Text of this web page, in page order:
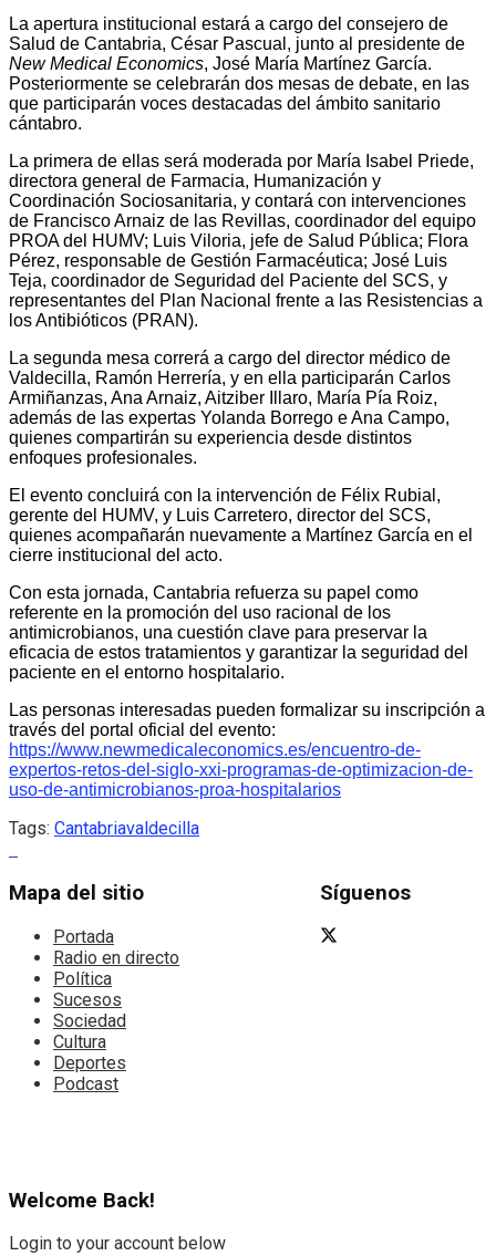
La apertura institucional estará a cargo del consejero de
Salud de Cantabria, César Pascual, junto al presidente de
New Medical Economics, José María Martínez García.
Posteriormente se celebrarán dos mesas de debate, en las
que participarán voces destacadas del ámbito sanitario
cántabro.
La primera de ellas será moderada por María Isabel Priede,
directora general de Farmacia, Humanización y
Coordinación Sociosanitaria, y contará con intervenciones
de Francisco Arnaiz de las Revillas, coordinador del equipo
PROA del HUMV; Luis Viloria, jefe de Salud Pública; Flora
Pérez, responsable de Gestión Farmacéutica; José Luis
Teja, coordinador de Seguridad del Paciente del SCS, y
representantes del Plan Nacional frente a las Resistencias a
los Antibióticos (PRAN).
La segunda mesa correrá a cargo del director médico de
Valdecilla, Ramón Herrería, y en ella participarán Carlos
Armiñanzas, Ana Arnaiz, Aitziber Illaro, María Pía Roiz,
además de las expertas Yolanda Borrego e Ana Campo,
quienes compartirán su experiencia desde distintos
enfoques profesionales.
El evento concluirá con la intervención de Félix Rubial,
gerente del HUMV, y Luis Carretero, director del SCS,
quienes acompañarán nuevamente a Martínez García en el
cierre institucional del acto.
Con esta jornada, Cantabria refuerza su papel como
referente en la promoción del uso racional de los
antimicrobianos, una cuestión clave para preservar la
eficacia de estos tratamientos y garantizar la seguridad del
paciente en el entorno hospitalario.
Las personas interesadas pueden formalizar su inscripción a
través del portal oficial del evento:
https://www.newmedicaleconomics.es/encuentro-de-
expertos-retos-del-siglo-xxi-programas-de-optimizacion-de-
uso-de-antimicrobianos-proa-hospitalarios
Tags: Cantabriavaldecilla
Mapa del sitio
Portada
Radio en directo
Política
Sucesos
Sociedad
Cultura
Deportes
Podcast
Síguenos
Welcome Back!
Login to your account below